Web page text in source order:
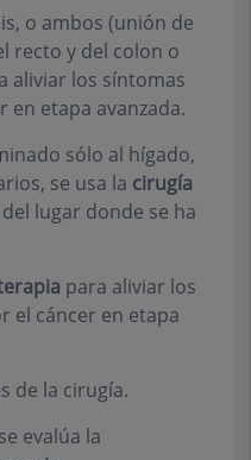
o ambos (unión de
recto y del colon o
aliviar los síntomas
en etapa avanzada.
sólo al hígado,
se usa la cirugía
lugar donde se ha
para aliviar los
el cáncer en etapa
de la cirugía.
evalúa la